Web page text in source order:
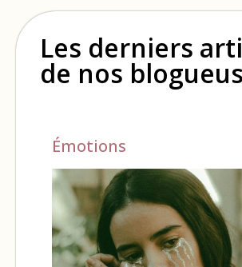
Les derniers
de nos
Émotions